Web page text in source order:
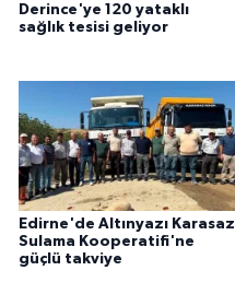
Derince'ye 120 yataklı
sağlık tesisi geliyor
Edirne'de Altınyazı Karasaz
Sulama Kooperatifi'ne
güçlü takviye